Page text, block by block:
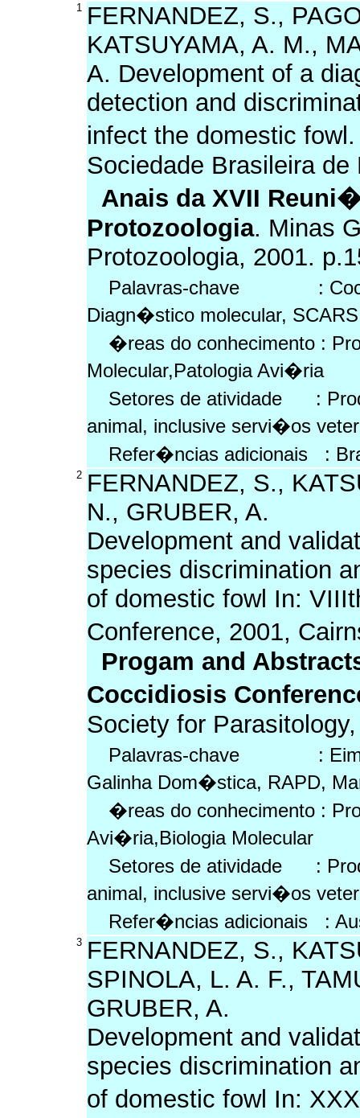
1 FERNANDEZ, S.,
KATSUYAMA, A. M.,
A. Development of a
detection and
infect the domestic
Sociedade Brasileira
Anais da XVII
Protozoologia. Minas
Protozoologia, 2001.
Palavras-chave :
Diagn�stico molecular, SCARS
�reas do conhecimento :
Molecular,Patologia Avi�ria
Setores de atividade :
animal, inclusive servi�os
Refer�ncias adicionais :
2 FERNANDEZ, S.,
N., GRUBER, A.
Development and
species discrimination
of domestic fowl In:
Conference, 2001,
Progam and
Coccidiosis
Society for
Palavras-chave :
Galinha Dom�stica, RAPD,
�reas do conhecimento :
Avi�ria,Biologia Molecular
Setores de atividade :
animal, inclusive servi�os
Refer�ncias adicionais :
3 FERNANDEZ, S.,
SPINOLA, L. A. F.,
GRUBER, A.
Development and
species discrimination
of domestic fowl In: